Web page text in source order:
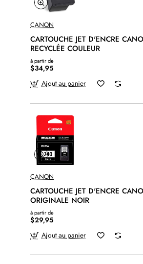
CANON
CARTOUCHE JET D'ENCRE
RECYCLÉE COULEUR
à partir de
$34,95
Ajout au panier
CANON
CARTOUCHE JET D'ENCRE
ORIGINALE NOIR
à partir de
$29,95
Ajout au panier